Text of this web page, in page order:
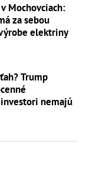
Mochovciach:
za sebou
elektriny
Trump
nemajú